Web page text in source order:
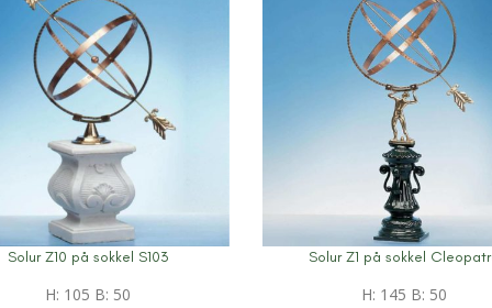
Solur Z10 på sokkel S103
H: 105 B: 50
Mere information
Solur Z1 på sokkel
H: 145 B: 50